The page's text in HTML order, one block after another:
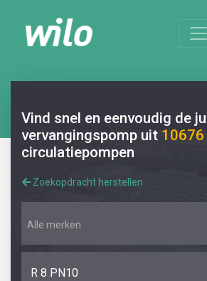
Vind snel en eenvoudig de
vervangingspomp uit 10676
circulatiepompen
Zoekopdracht herstellen
Alle merken
R 8 PN10